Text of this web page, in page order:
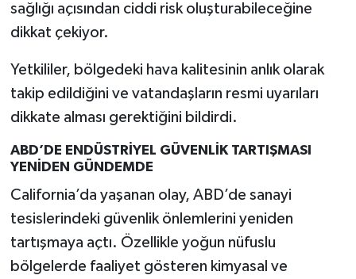
sağlığı açısından ciddi risk oluşturabileceğine
dikkat çekiyor.
Yetkililer, bölgedeki hava kalitesinin anlık olarak
takip edildiğini ve vatandaşların resmi uyarıları
dikkate alması gerektiğini bildirdi.
ABD’DE ENDÜSTRİYEL GÜVENLİK TARTIŞMASI
YENİDEN GÜNDEMDE
California’da yaşanan olay, ABD’de sanayi
tesislerindeki güvenlik önlemlerini yeniden
tartışmaya açtı. Özellikle yoğun nüfuslu
bölgelerde faaliyet gösteren kimyasal ve